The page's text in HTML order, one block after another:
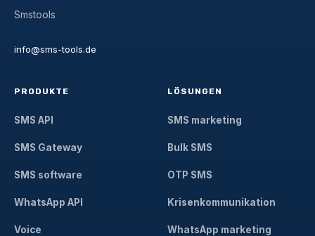
Smstools
info@sms-tools.de
PRODUKTE
SMS API
SMS Gateway
SMS software
WhatsApp API
Voice
LÖSUNGEN
SMS marketing
Bulk SMS
OTP SMS
Krisenkommunikation
WhatsApp marketing